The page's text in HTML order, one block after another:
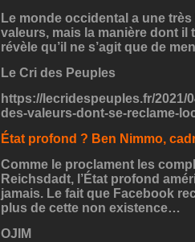
Le monde occidental a une
valeurs, mais la manière dont il
révèle qu’il ne s’agit que de
Le Cri des Peuples
https://lecridespeuples.fr/2021/
des-valeurs-dont-se-reclame-
État profond ? Ben Nimmo,
Comme le proclament les
Reichsdadt, l’État profond
jamais. Le fait que Facebook
plus de cette non existence…
OJIM